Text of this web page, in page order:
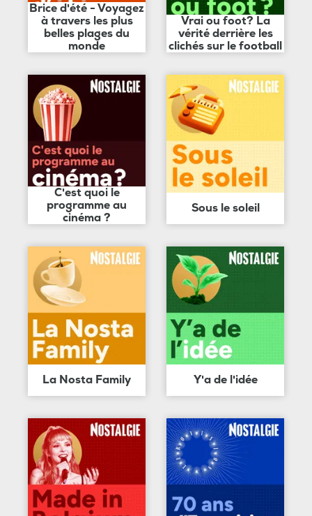
Brice d'été - Voyagez
à travers les plus
belles plages du
monde
Vrai ou foot? La
vérité derrière les
clichés sur le football
C'est quoi le
programme au
cinéma ?
Sous le soleil
La Nosta Family Y'a de l'idée